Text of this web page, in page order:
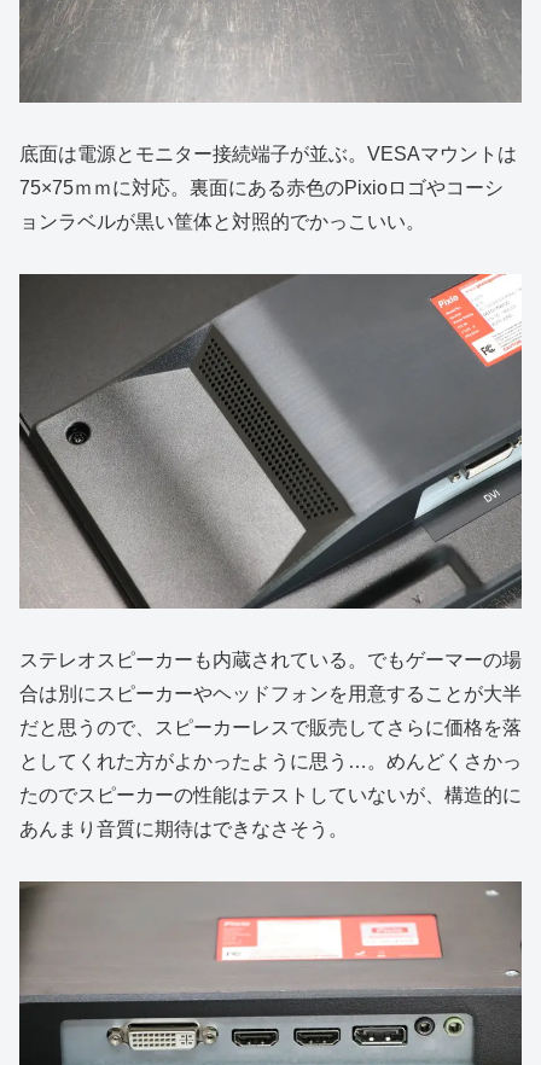
底面は電源とモニター接続端子が並ぶ。VESAマウントは
75×75ｍｍに対応。裏面にある赤色のPixioロゴやコーシ
ョンラベルが黒い筐体と対照的でかっこいい。
ステレオスピーカーも内蔵されている。でもゲーマーの場
合は別にスピーカーやヘッドフォンを用意することが大半
だと思うので、スピーカーレスで販売してさらに価格を落
としてくれた方がよかったように思う…。めんどくさかっ
たのでスピーカーの性能はテストしていないが、構造的に
あんまり音質に期待はできなさそう。